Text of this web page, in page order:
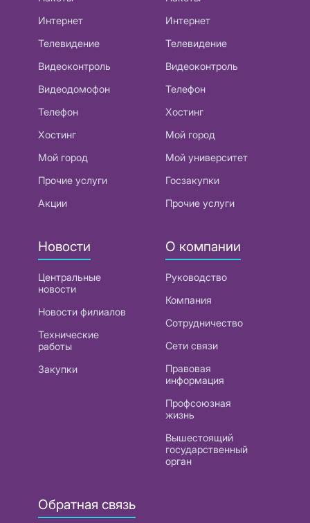
Интернет
Телевидение
Видеоконтроль
Видеодомофон
Телефон
Хостинг
Мой город
Прочие услуги
Акции
Интернет
Телевидение
Видеоконтроль
Телефон
Хостинг
Мой город
Мой университет
Госзакупки
Прочие услуги
Новости
Центральные
новости
Новости филиалов
Технические
работы
Закупки
О компании
Руководство
Компания
Сотрудничество
Сети связи
Правовая
информация
Профсоюзная
жизнь
Вышестоящий
государственный
орган
Обратная связь